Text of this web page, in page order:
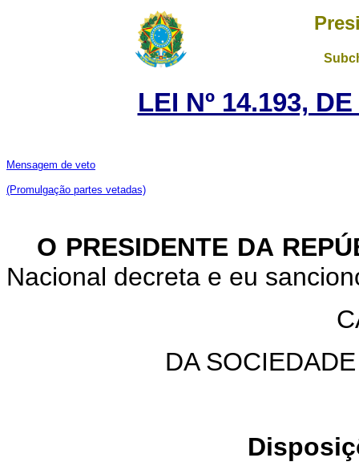
LEI Nº 14.193,
Mensagem de veto
(Promulgação partes vetadas)
O PRESIDENTE DA
Nacional decreta e eu
DA